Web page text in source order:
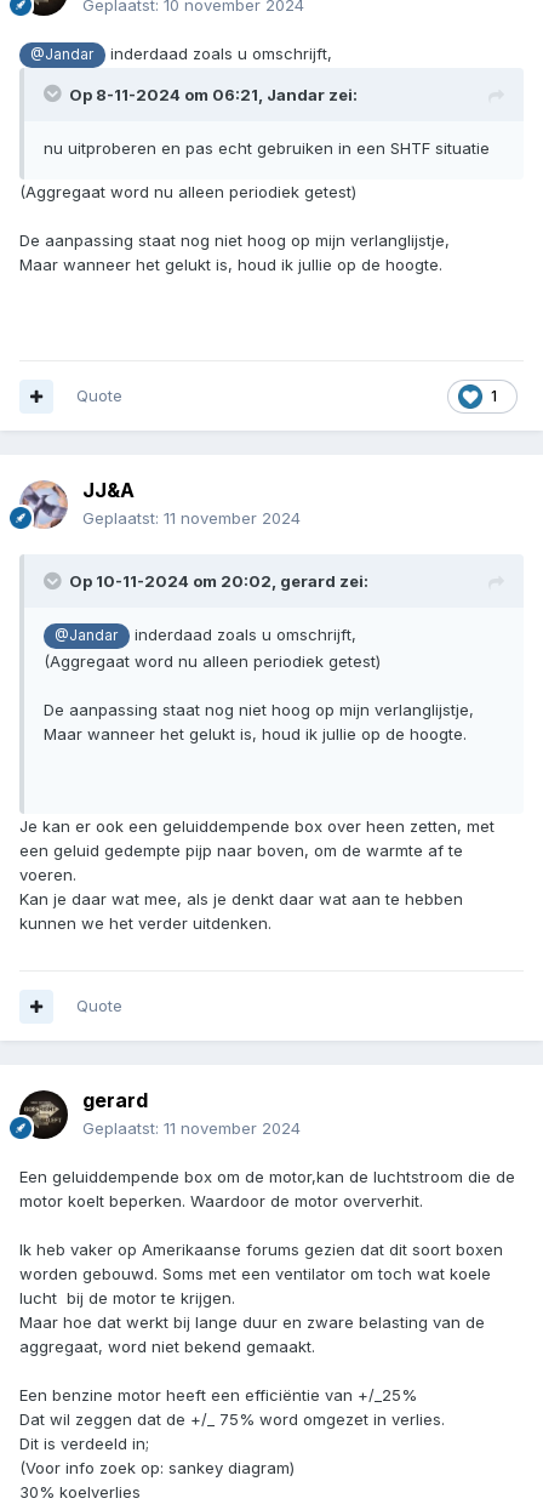
Geplaatst: 10 november 2024
@Jandar inderdaad zoals u omschrijft,
Op 8-11-2024 om 06:21, Jandar zei:
nu uitproberen en pas echt gebruiken in een SHTF situatie
(Aggregaat word nu alleen periodiek getest)
De aanpassing staat nog niet hoog op mijn verlanglijstje,
Maar wanneer het gelukt is, houd ik jullie op de hoogte.
1
Quote
JJ&A
Geplaatst: 11 november 2024
Op 10-11-2024 om 20:02, gerard zei:
@Jandar
inderdaad zoals u omschrijft,
(Aggregaat word nu alleen periodiek getest)
De aanpassing staat nog niet hoog op mijn verlanglijstje,
Maar wanneer het gelukt is, houd ik jullie op de hoogte.
Je kan er ook een geluiddempende box over heen zetten, met
een geluid gedempte pijp naar boven, om de warmte af te
voeren.
Kan je daar wat mee, als je denkt daar wat aan te hebben
kunnen we het verder uitdenken.
Quote
gerard
Geplaatst: 11 november 2024
Een geluiddempende box om de motor,kan de luchtstroom die de
motor koelt beperken. Waardoor de motor oververhit.
Ik heb vaker op Amerikaanse forums gezien dat dit soort boxen
worden gebouwd. Soms met een ventilator om toch wat koele
lucht bij de motor te krijgen.
Maar hoe dat werkt bij lange duur en zware belasting van de
aggregaat, word niet bekend gemaakt.
Een benzine motor heeft een efficiëntie van +/_25%
Dat wil zeggen dat de +/_ 75% word omgezet in verlies.
Dit is verdeeld in;
(Voor info zoek op: sankey diagram)
30% koelverlies